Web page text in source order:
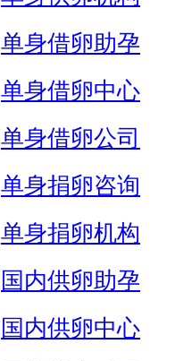
单身借卵助孕
单身借卵中心
单身借卵公司
单身捐卵咨询
单身捐卵机构
国内供卵助孕
国内供卵中心